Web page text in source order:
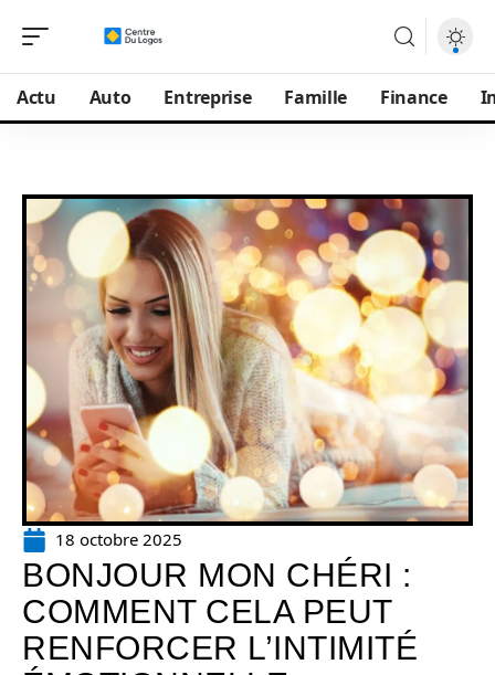
Actu Auto Entreprise Famille Finance
18 octobre 2025
BONJOUR MON CHÉRI :
COMMENT CELA PEUT
RENFORCER L’INTIMITÉ